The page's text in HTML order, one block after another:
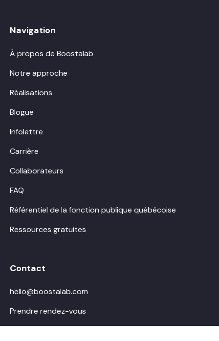
Navigation
À propos de Boostalab
Notre approche
Réalisations
Blogue
Infolettre
Carrière
Collaborateurs
FAQ
Référentiel de la fonction publique québécoise
Ressources gratuites
Contact
hello@boostalab.com
Prendre rendez-vous